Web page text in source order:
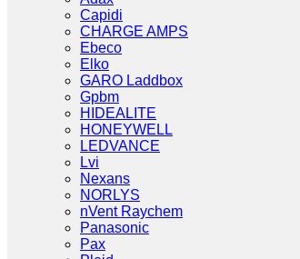
Capidi
CHARGE AMPS
Ebeco
Elko
GARO Laddbox
Gpbm
HIDEALITE
HONEYWELL
LEDVANCE
Lvi
Nexans
NORLYS
nVent Raychem
Panasonic
Pax